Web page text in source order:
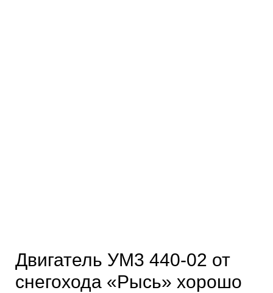
Двигатель УМ3 440-02 от
снегохода «Рысь» хорошо